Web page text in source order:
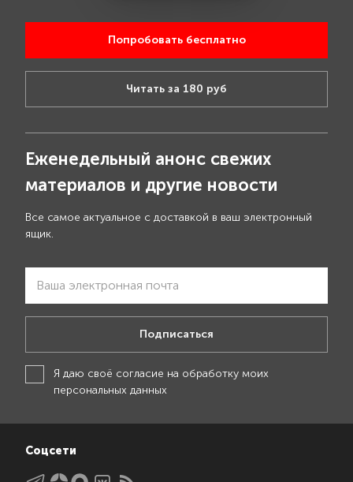
Попробовать бесплатно
Читать за 180 руб
Еженедельный анонс свежих
материалов и другие новости
Все самое актуальное с доставкой в ваш электронный
ящик.
Подписаться
Я даю своё согласие на обработку моих
персональных данных
Соцсети